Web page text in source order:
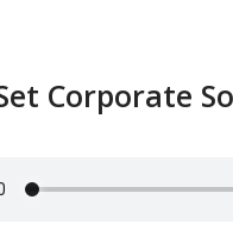
Corporate